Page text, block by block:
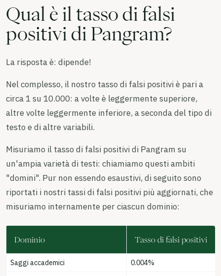
Qual è il tasso di falsi
positivi di Pangram?
La risposta è: dipende!
Nel complesso, il nostro tasso di falsi positivi è pari a
circa 1 su 10.000: a volte è leggermente superiore,
altre volte leggermente inferiore, a seconda del tipo di
testo e di altre variabili.
Misuriamo il tasso di falsi positivi di Pangram su
un'ampia varietà di testi: chiamiamo questi ambiti
"domini". Pur non essendo esaustivi, di seguito sono
riportati i nostri tassi di falsi positivi più aggiornati, che
misuriamo internamente per ciascun dominio:
Dominio Tasso di falsi positivi
Saggi accademici 0.004%